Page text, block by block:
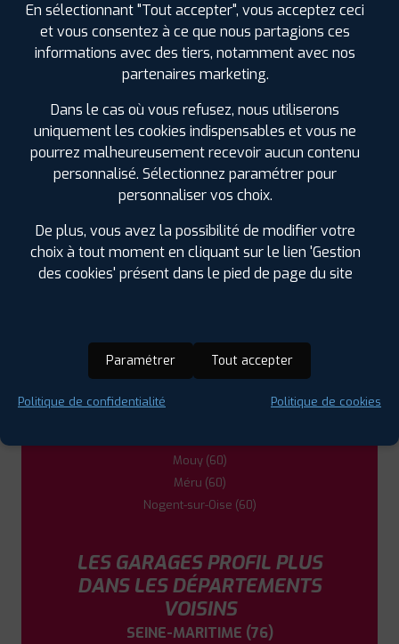
1
PIERREFITTE SUR SEINE
65 AVENUE LENINE 93380 PIERREFITTE SUR
0148265059
HORAIRES | +D'INFOS
LES GARAGES PROFIL PLUS
DANS LES VILLES À PROXIMITÉ
Clermont (60)
Lamorlaye (60)
Mouy (60)
Méru (60)
Nogent-sur-Oise (60)
LES GARAGES PROFIL PLUS
DANS LES DÉPARTEMENTS
VOISINS
SEINE-MARITIME (76)
En sélectionnant "Tout accepter", vous acceptez ceci
et vous consentez à ce que nous partagions ces
informations avec des tiers, notamment avec nos
partenaires marketing.
Dans le cas où vous refusez, nous utiliserons
uniquement les cookies indispensables et vous ne
pourrez malheureusement recevoir aucun contenu
personnalisé. Sélectionnez paramétrer pour
personnaliser vos choix.
De plus, vous avez la possibilité de modifier votre
choix à tout moment en cliquant sur le lien 'Gestion
des cookies' présent dans le pied de page du site
Paramétrer Tout accepter
Politique de confidentialité Politique de cookies